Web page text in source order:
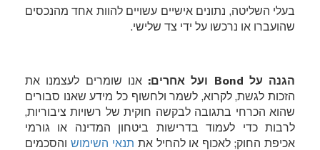
בעלי השליטה, נתונים אישיים עשויים להוות אחד מהנכסים
שהועברו או נרכשו על ידי צד שלישי.
הגנה על Bond ועל אחרים: אנו שומרים לעצמנו את
הזכות לגשת, לקרוא, לשמר ולחשוף כל מידע שאנו סבורים
שהוא הכרחי בתגובה לבקשה חוקית של רשויות ציבוריות,
לרבות כדי לעמוד בדרישות ביטחון המדינה או גורמי
אכיפת החוק; לאכוף או להחיל את תנאי השימוש והסכמים